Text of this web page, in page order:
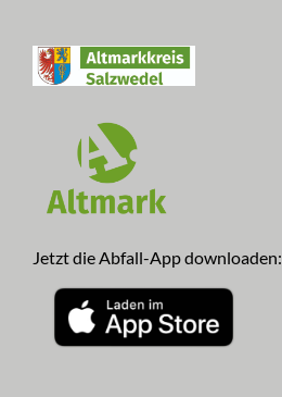
Jetzt die Abfall-App downloaden: